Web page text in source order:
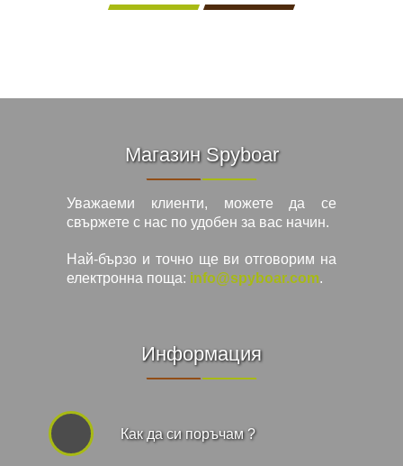
Магазин Spyboar
Уважаеми клиенти, можете да се
свържете с нас по удобен за вас начин.
Най-бързо и точно ще ви отговорим на
електронна поща: info@spyboar.com.
Информация
Как да си поръчам ?